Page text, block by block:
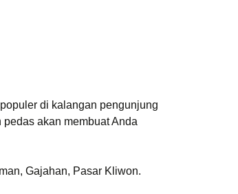
di kalangan pengunjung
akan membuat Anda
Gajahan, Pasar Kliwon.